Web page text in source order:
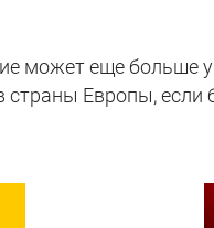
может еще больше
Европы, если